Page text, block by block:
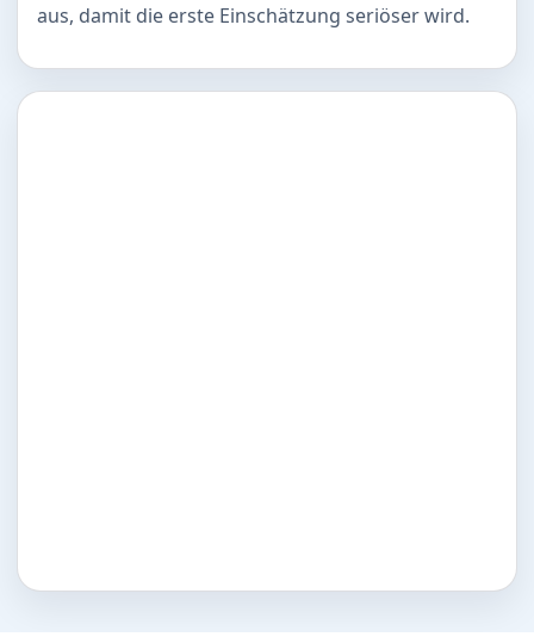
aus, damit die erste Einschätzung seriöser wird.